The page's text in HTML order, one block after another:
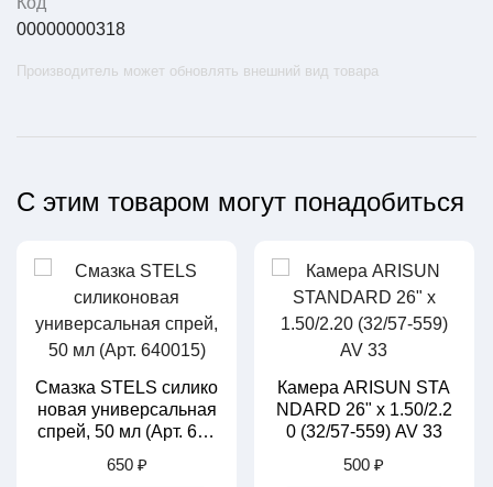
00000000318
Производитель может обновлять внешний вид товара
С этим товаром могут понадобиться
Смазка STELS силико
новая универсальная
спрей, 50 мл (Арт. 640
650 ₽
Камера ARISUN STA
NDARD 26" x 1.50/2.2
0 (32/57-559) AV 33
500 ₽